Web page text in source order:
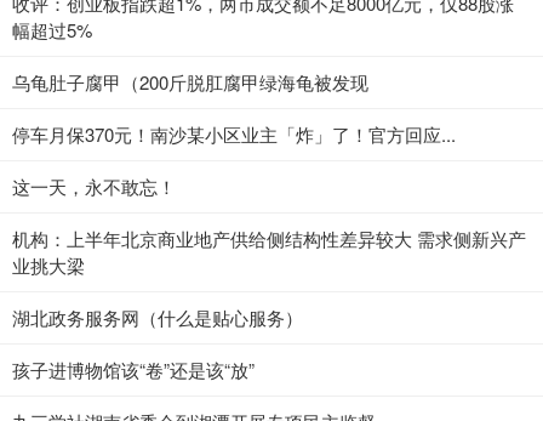
幅超过5%
乌龟肚子腐甲（200斤脱肛腐甲绿海龟被发现
停车月保370元！南沙某小区业主「炸」了！官方回应...
这一天，永不敢忘！
机构：上半年北京商业地产供给侧结构性差异较大 需求侧新兴产
业挑大梁
湖北政务服务网（什么是贴心服务）
孩子进博物馆该“卷”还是该“放”